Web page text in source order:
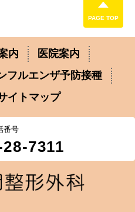
内
医院案内
フルエンザ予防接種
イトマップ
番号
7311
PAGE TOP